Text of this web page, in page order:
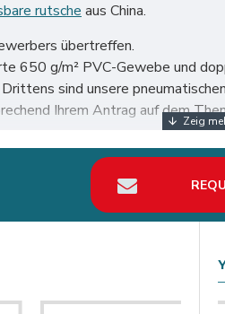
rutsche aus China.
übertreffen.
650 g/m² PVC-Gewebe und
sind unsere
Ihrem Antrag auf dem
Welt, insbesondere in